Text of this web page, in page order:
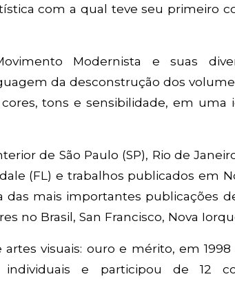
com a qual teve seu primeiro
Modernista e suas
da desconstrução dos
tons e sensibilidade, em uma
de São Paulo (SP), Rio de
(FL) e trabalhos publicados em
das mais importantes publicações
no Brasil, San Francisco, Nova
visuais: ouro e mérito, em 1998
individuais e participou de 12